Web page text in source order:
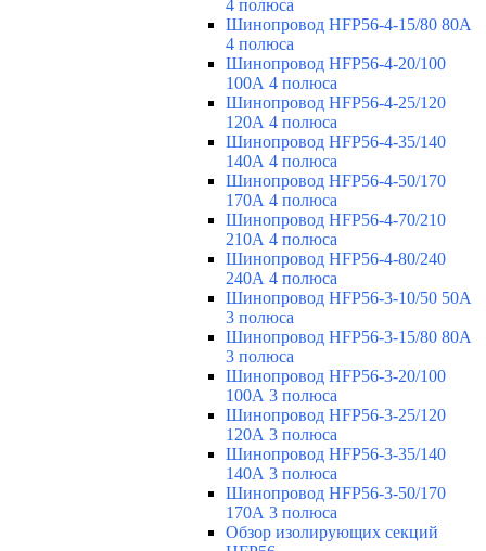
4 полюса
Шинопровод HFP56-4-15/80 80А
4 полюса
Шинопровод HFP56-4-20/100
100А 4 полюса
Шинопровод HFP56-4-25/120
120А 4 полюса
Шинопровод HFP56-4-35/140
140А 4 полюса
Шинопровод HFP56-4-50/170
170А 4 полюса
Шинопровод HFP56-4-70/210
210А 4 полюса
Шинопровод HFP56-4-80/240
240А 4 полюса
Шинопровод HFP56-3-10/50 50А
3 полюса
Шинопровод HFP56-3-15/80 80А
3 полюса
Шинопровод HFP56-3-20/100
100А 3 полюса
Шинопровод HFP56-3-25/120
120А 3 полюса
Шинопровод HFP56-3-35/140
140А 3 полюса
Шинопровод HFP56-3-50/170
170А 3 полюса
Обзор изолирующих секций